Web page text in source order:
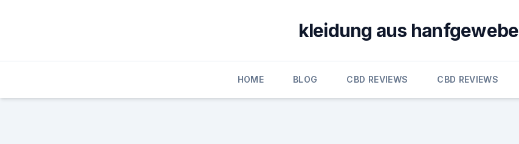
kleidung aus hanfgewebe
HOME BLOG CBD REVIEWS CBD REVIEWS